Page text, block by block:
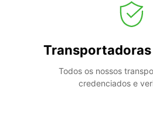
Todos os nossos
credenciados e